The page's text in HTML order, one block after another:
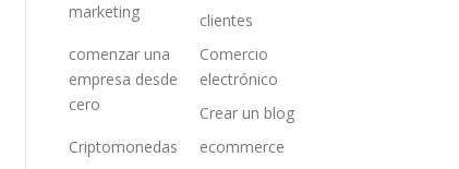
marketing
clientes
comenzar una
empresa desde
cero
Comercio
electrónico
Crear un blog
Criptomonedas
ecommerce